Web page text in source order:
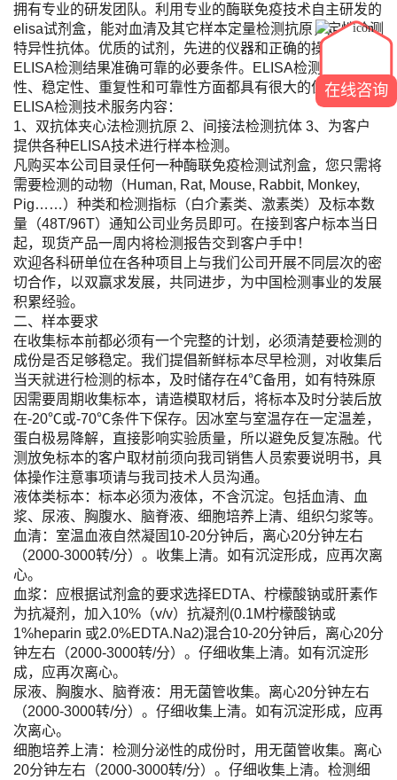
拥有专业的研发团队。利用专业的酶联免疫技术自主研发的
elisa试剂盒，能对血清及其它样本定量检测抗原，定性检测
特异性抗体。优质的试剂，先进的仪器和正确的操作是保证
ELISA检测结果准确可靠的必要条件。ELISA检测的方便
性、稳定性、重复性和可靠性方面都具有很大的优势。
ELISA检测技术服务内容：
1、双抗体夹心法检测抗原 2、间接法检测抗体 3、为客户
提供各种ELISA技术进行样本检测。
凡购买本公司目录任何一种酶联免疫检测试剂盒，您只需将
需要检测的动物（Human, Rat, Mouse, Rabbit, Monkey,
Pig……）种类和检测指标（白介素类、激素类）及标本数
量（48T/96T）通知公司业务员即可。在接到客户标本当日
起，现货产品一周内将检测报告交到客户手中！
欢迎各科研单位在各种项目上与我们公司开展不同层次的密
切合作，以双赢求发展，共同进步，为中国检测事业的发展
积累经验。
二、样本要求
在收集标本前都必须有一个完整的计划，必须清楚要检测的
成份是否足够稳定。我们提倡新鲜标本尽早检测，对收集后
当天就进行检测的标本，及时储存在4℃备用，如有特殊原
因需要周期收集标本，请造模取材后，将标本及时分装后放
在-20℃或-70℃条件下保存。因冰室与室温存在一定温差，
蛋白极易降解，直接影响实验质量，所以避免反复冻融。代
测放免标本的客户取材前须向我司销售人员索要说明书，具
体操作注意事项请与我司技术人员沟通。
液体类标本：标本必须为液体，不含沉淀。包括血清、血
浆、尿液、胸腹水、脑脊液、细胞培养上清、组织匀浆等。
血清：室温血液自然凝固10-20分钟后，离心20分钟左右
（2000-3000转/分）。收集上清。如有沉淀形成，应再次离
心。
血浆：应根据试剂盒的要求选择EDTA、柠檬酸钠或肝素作
为抗凝剂，加入10%（v/v）抗凝剂(0.1M柠檬酸钠或
1%heparin 或2.0%EDTA.Na2)混合10-20分钟后，离心20分
钟左右（2000-3000转/分）。仔细收集上清。如有沉淀形
成，应再次离心。
尿液、胸腹水、脑脊液：用无菌管收集。离心20分钟左右
（2000-3000转/分）。仔细收集上清。如有沉淀形成，应再
次离心。
细胞培养上清：检测分泌性的成份时，用无菌管收集。离心
20分钟左右（2000-3000转/分）。仔细收集上清。检测细
在线咨询